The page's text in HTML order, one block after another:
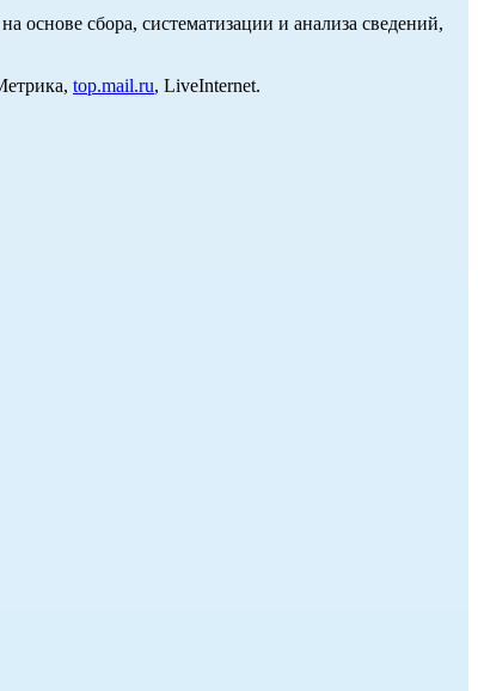
сбора, систематизации и анализа сведений,
top.mail.ru, LiveInternet.